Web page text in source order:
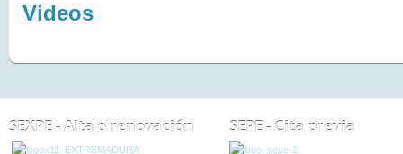
Videos
SEXPE - Alta o renovación SEPE - Cita previa